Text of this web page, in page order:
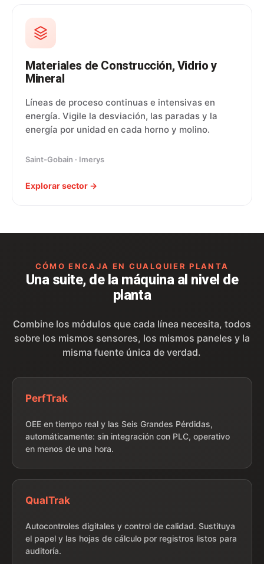
Materiales de Construcción, Vidrio y
Mineral
Líneas de proceso continuas e intensivas en
energía. Vigile la desviación, las paradas y la
energía por unidad en cada horno y molino.
Saint-Gobain · Imerys
Explorar sector →
CÓMO ENCAJA EN CUALQUIER PLANTA
Una suite, de la máquina al nivel de
planta
Combine los módulos que cada línea necesita, todos
sobre los mismos sensores, los mismos paneles y la
misma fuente única de verdad.
PerfTrak
OEE en tiempo real y las Seis Grandes Pérdidas,
automáticamente: sin integración con PLC, operativo
en menos de una hora.
QualTrak
Autocontroles digitales y control de calidad. Sustituya
el papel y las hojas de cálculo por registros listos para
auditoría.